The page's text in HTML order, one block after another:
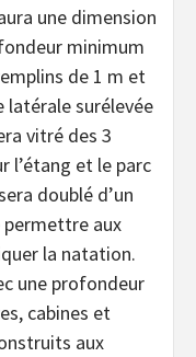
une dimension
minimum
de 1 m et
latérale surélevée
vitré des 3
l’étang et le parc
doublé d’un
aux
la natation.
une profondeur
cabines et
aux